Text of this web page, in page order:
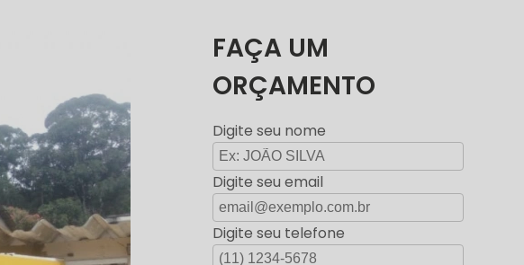
FAÇA UM
ORÇAMENTO
Digite seu nome
Digite seu email
Digite seu telefone